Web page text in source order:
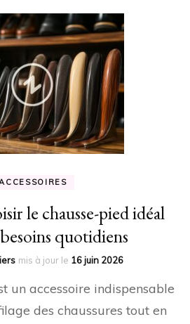
le chausse-pied idéal
quotidiens
mis à jour le 16 juin 2026
un accessoire indispensable
des chaussures tout en